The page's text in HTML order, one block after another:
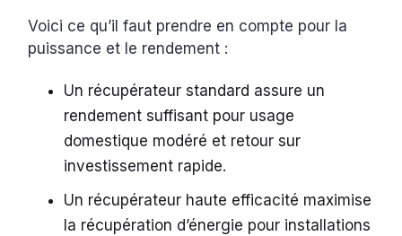
Voici ce qu’il faut prendre en compte pour la
puissance et le rendement :
Un récupérateur standard assure un
rendement suffisant pour usage
domestique modéré et retour sur
investissement rapide.
Un récupérateur haute efficacité maximise
la récupération d’énergie pour installations